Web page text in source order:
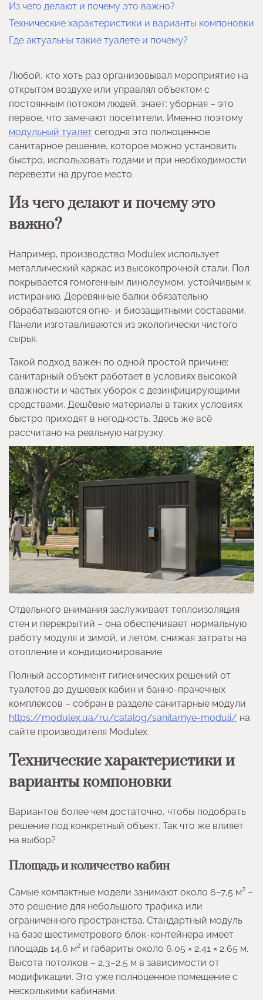
Из чего делают и почему это важно?
Технические характеристики и варианты компоновки
Где актуальны такие туалете и почему?
Любой, кто хоть раз организовывал мероприятие на
открытом воздухе или управлял объектом с
постоянным потоком людей, знает: уборная – это
первое, что замечают посетители. Именно поэтому
модульный туалет сегодня это полноценное
санитарное решение, которое можно установить
быстро, использовать годами и при необходимости
перевезти на другое место.
Из чего делают и почему это
важно?
Например, производство Modulex использует
металлический каркас из высокопрочной стали. Пол
покрывается гомогенным линолеумом, устойчивым к
истиранию. Деревянные балки обязательно
обрабатываются огне- и биозащитными составами.
Панели изготавливаются из экологически чистого
сырья.
Такой подход важен по одной простой причине:
санитарный объект работает в условиях высокой
влажности и частых уборок с дезинфицирующими
средствами. Дешёвые материалы в таких условиях
быстро приходят в негодность. Здесь же всё
рассчитано на реальную нагрузку.
Отдельного внимания заслуживает теплоизоляция
стен и перекрытий – она обеспечивает нормальную
работу модуля и зимой, и летом, снижая затраты на
отопление и кондиционирование.
Полный ассортимент гигиенических решений от
туалетов до душевых кабин и банно-прачечных
комплексов – собран в разделе санитарные модули
https://modulex.ua/ru/catalog/sanitarnye-moduli/ на
сайте производителя Modulex.
Технические характеристики и
варианты компоновки
Вариантов более чем достаточно, чтобы подобрать
решение под конкретный объект. Так что же влияет
на выбор?
Площадь и количество кабин
Самые компактные модели занимают около 6–7,5 м² –
это решение для небольшого трафика или
ограниченного пространства. Стандартный модуль
на базе шестиметрового блок-контейнера имеет
площадь 14,6 м² и габариты около 6,05 × 2,41 × 2,65 м.
Высота потолков – 2,3–2,5 м в зависимости от
модификации. Это уже полноценное помещение с
несколькими кабинами.